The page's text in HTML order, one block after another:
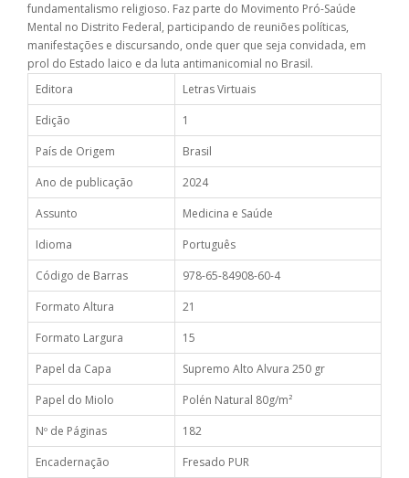
fundamentalismo religioso. Faz parte do Movimento Pró-Saúde
Mental no Distrito Federal, participando de reuniões políticas,
manifestações e discursando, onde quer que seja convidada, em
prol do Estado laico e da luta antimanicomial no Brasil.
Editora
Letras Virtuais
Edição
1
País de Origem
Brasil
Ano de publicação
2024
Assunto
Medicina e Saúde
Idioma
Português
Código de Barras
978-65-84908-60-4
Formato Altura
21
Formato Largura
15
Papel da Capa
Supremo Alto Alvura 250 gr
Papel do Miolo
Polén Natural 80g/m²
Nº de Páginas
182
Encadernação
Fresado PUR